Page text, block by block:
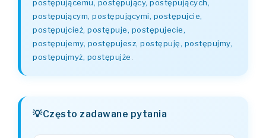
postępującemu, postępujący, postępujących,
postępującym, postępującymi, postępujcie,
postępujcież, postępuje, postępujecie,
postępujemy, postępujesz, postępuję, postępujmy,
postępujmyż, postępujże
Często zadawane pytania